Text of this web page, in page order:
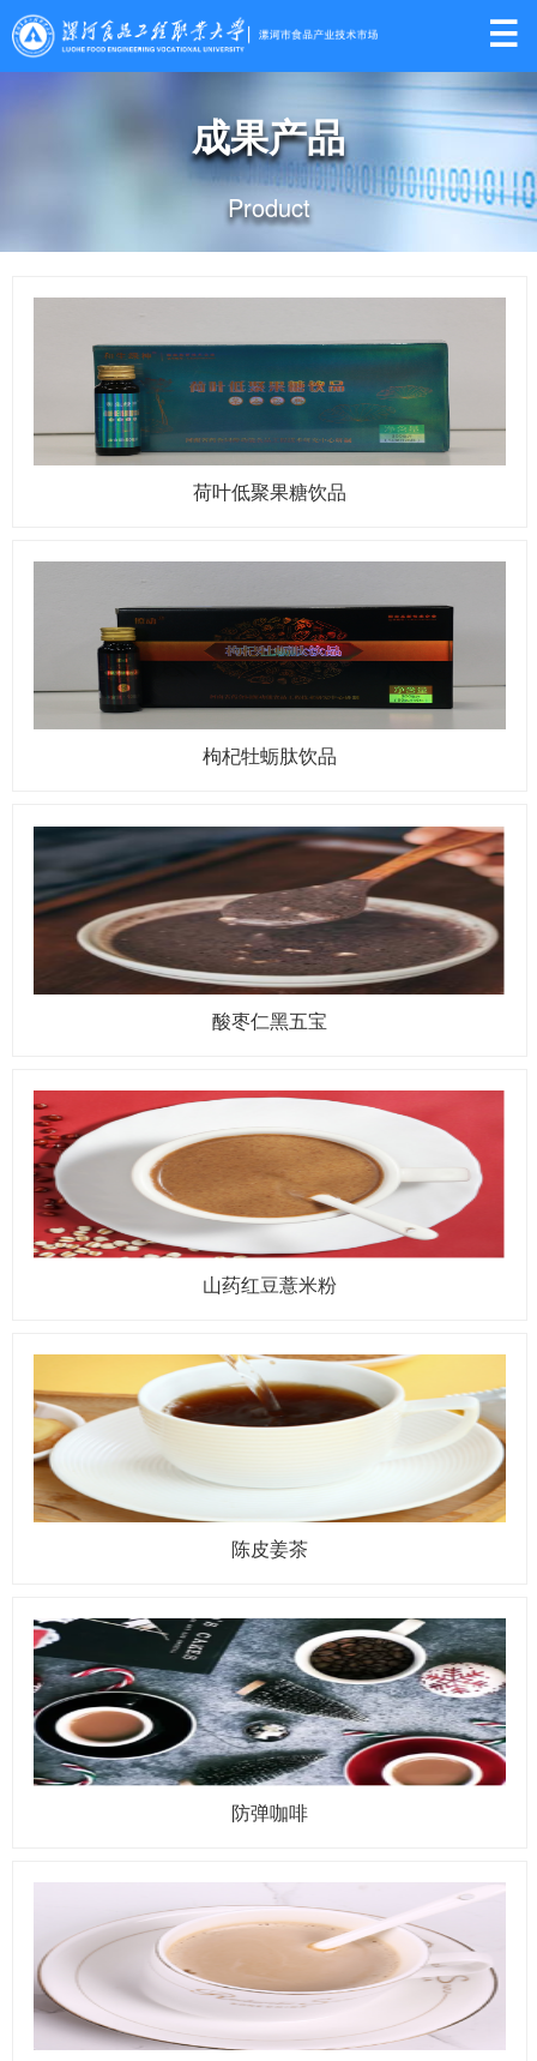

成果产品
Product
荷叶低聚果糖饮品
枸杞牡蛎肽饮品
酸枣仁黑五宝
山药红豆薏米粉
陈皮姜茶
防弹咖啡